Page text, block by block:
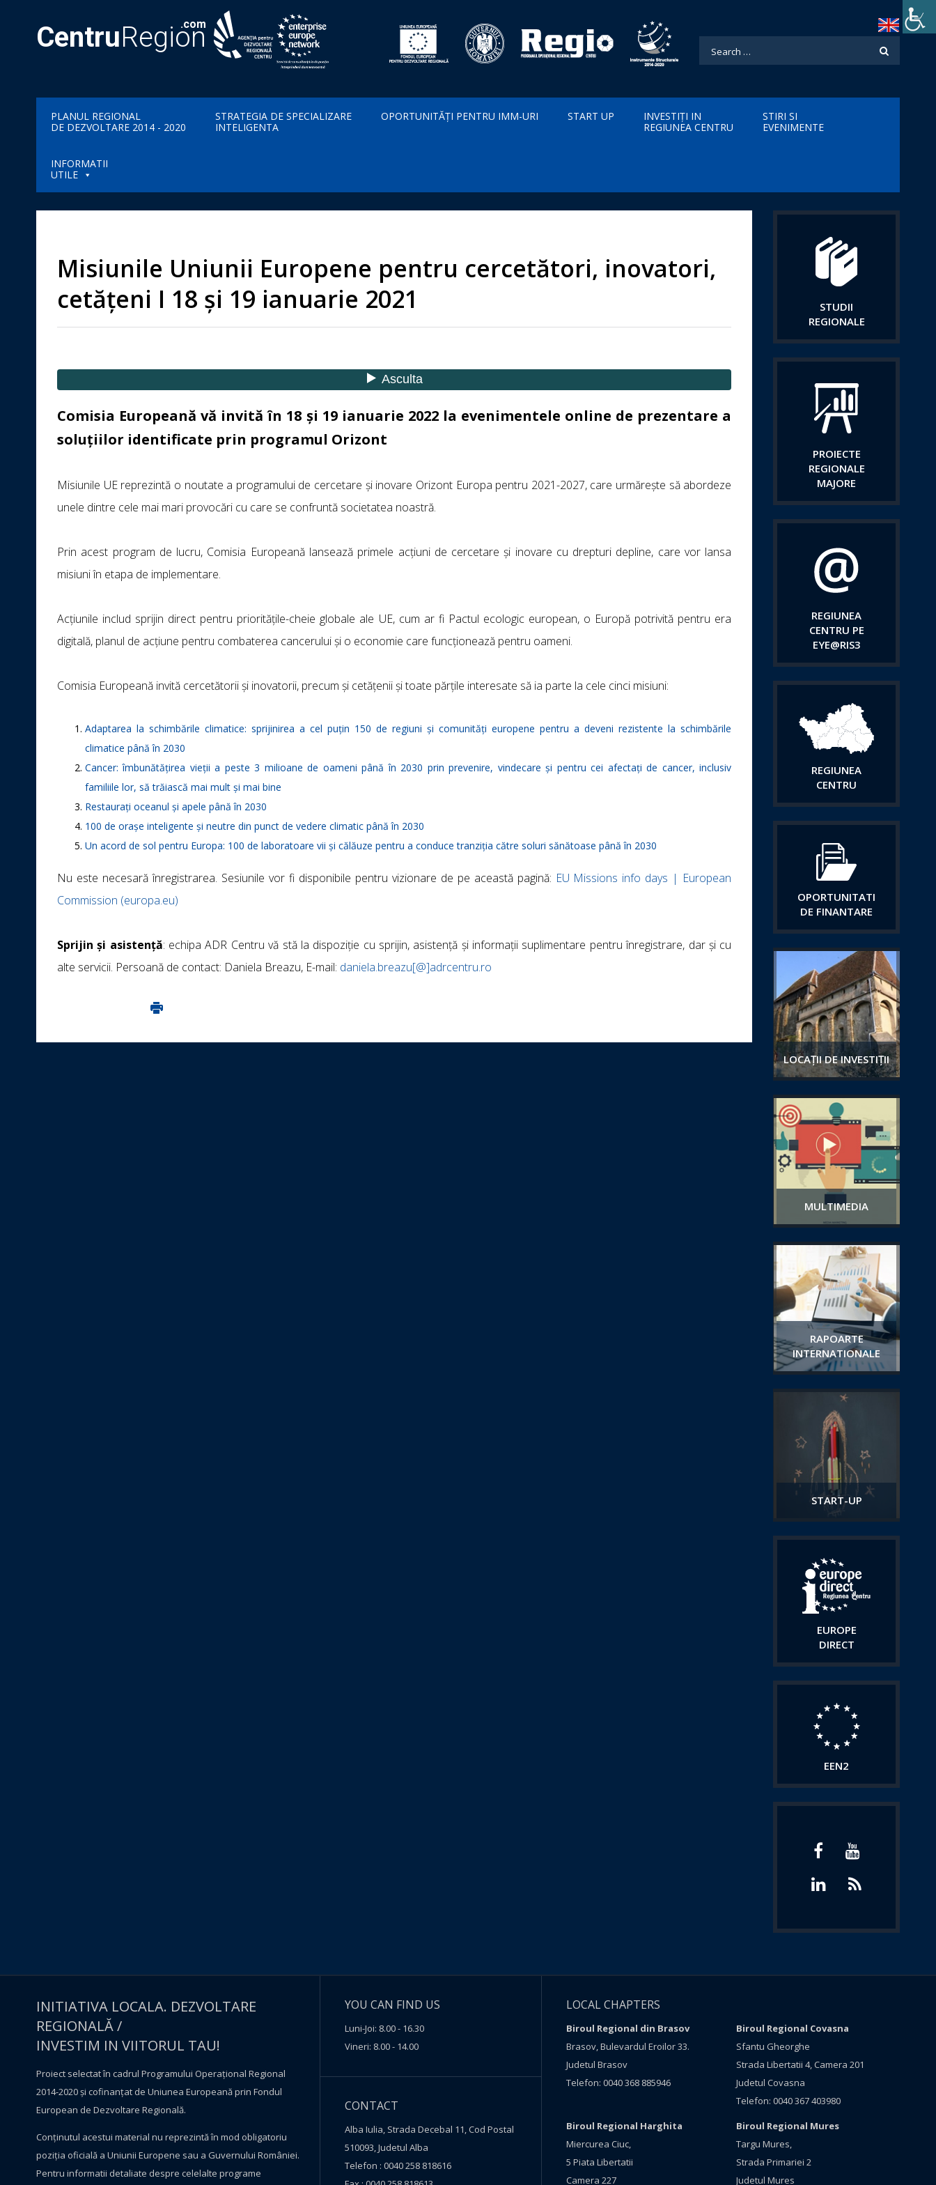
CentruRegion
.com
PLANUL REGIONAL
DE DEZVOLTARE 2014 - 2020
STRATEGIA DE SPECIALIZARE
INTELIGENTA
OPORTUNITĂȚI PENTRU IMM-URI START UP
INVESTIȚI IN
REGIUNEA CENTRU
STIRI SI
EVENIMENTE
INFORMATII
UTILE
Misiunile Uniunii Europene pentru cercetători, inovatori,
cetățeni I 18 și 19 ianuarie 2021
Comisia Europeană vă invită în 18 și 19 ianuarie 2022 la evenimentele online de prezentare a
soluțiilor identificate prin programul Orizont
Misiunile UE reprezintă o noutate a programului de cercetare și inovare Orizont Europa pentru 2021-2027, care urmărește să abordeze
unele dintre cele mai mari provocări cu care se confruntă societatea noastră.
Prin acest program de lucru, Comisia Europeană lansează primele acțiuni de cercetare și inovare cu drepturi depline, care vor lansa
misiuni în etapa de implementare.
Acțiunile includ sprijin direct pentru prioritățile-cheie globale ale UE, cum ar fi Pactul ecologic european, o Europă potrivită pentru era
digitală, planul de acțiune pentru combaterea cancerului și o economie care funcționează pentru oameni.
Comisia Europeană invită cercetătorii și inovatorii, precum și cetățenii și toate părțile interesate să ia parte la cele cinci misiuni:
Adaptarea la schimbările climatice: sprijinirea a cel puțin 150 de regiuni și comunități europene pentru a deveni rezistente la schimbările
climatice până în 2030
Cancer: îmbunătățirea vieții a peste 3 milioane de oameni până în 2030 prin prevenire, vindecare și pentru cei afectați de cancer, inclusiv
familiile lor, să trăiască mai mult și mai bine
Restaurați oceanul și apele până în 2030
100 de orașe inteligente și neutre din punct de vedere climatic până în 2030
Un acord de sol pentru Europa: 100 de laboratoare vii și călăuze pentru a conduce tranziția către soluri sănătoase până în 2030
Nu este necesară înregistrarea. Sesiunile vor fi disponibile pentru vizionare de pe această pagină: EU Missions info days | European
Commission (europa.eu)
Sprijin și asistență: echipa ADR Centru vă stă la dispoziție cu sprijin, asistenţă și informaţii suplimentare pentru înregistrare, dar și cu
alte servicii. Persoană de contact: Daniela Breazu, E-mail: daniela.breazu[@]adrcentru.ro
Imprima aceasta pagina
STUDII
REGIONALE
PROIECTE
REGIONALE
MAJORE
REGIUNEA
CENTRU PE
EYE@RIS3
REGIUNEA
CENTRU
OPORTUNITATI
DE FINANTARE
LOCAȚII DE INVESTIȚII
MULTIMEDIA
RAPOARTE
INTERNATIONALE
START-UP
EUROPE
DIRECT
EEN2
INITIATIVA LOCALA. DEZVOLTARE
REGIONALĂ /
INVESTIM IN VIITORUL TAU!
Proiect selectat în cadrul Programului Operațional Regional
2014-2020 și cofinanțat de Uniunea Europeană prin Fondul
European de Dezvoltare Regională.
Conţinutul acestui material nu reprezintă în mod obligatoriu
poziţia oficială a Uniunii Europene sau a Guvernului României.
Pentru informatii detaliate despre celelalte programe
YOU CAN FIND US
Luni-Joi: 8.00 - 16.30
Vineri: 8.00 - 14.00
CONTACT
Alba Iulia, Strada Decebal 11, Cod Postal
510093, Judetul Alba
Telefon : 0040 258 818616
LOCAL CHAPTERS
Biroul Regional din Brasov
Brasov, Bulevardul Eroilor 33.
Judetul Brasov
Telefon: 0040 368 885946
Biroul Regional Covasna
Sfantu Gheorghe
Strada Libertatii 4, Camera 201
Judetul Covasna
Telefon: 0040 367 403980
Biroul Regional Harghita
Miercurea Ciuc,
5 Piata Libertatii
Camera 227
Biroul Regional Mures
Targu Mures,
Strada Primariei 2
Judetul Mures